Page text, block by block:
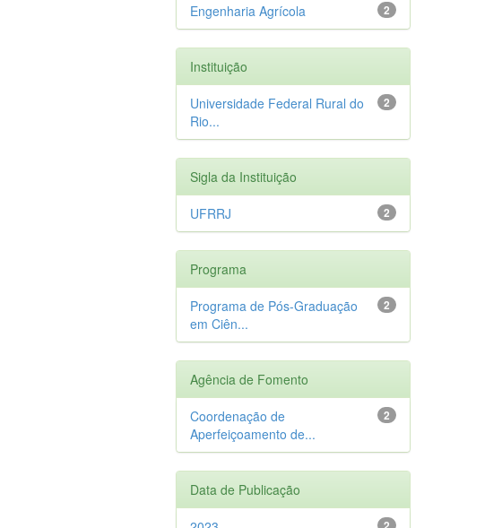
2
Engenharia Agrícola
Instituição
2
Universidade Federal Rural do
Rio...
Sigla da Instituição
2
UFRRJ
Programa
2
Programa de Pós-Graduação
em Ciên...
Agência de Fomento
2
Coordenação de
Aperfeiçoamento de...
Data de Publicação